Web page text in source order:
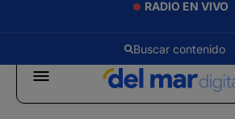
RADIO EN VIVO